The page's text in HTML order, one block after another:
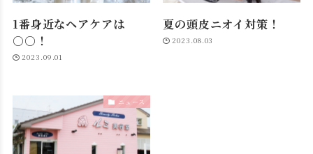
1番身近なヘアケアは
○○！
2023.09.01
夏の頭皮ニオイ対策！
2023.08.03
ニュース